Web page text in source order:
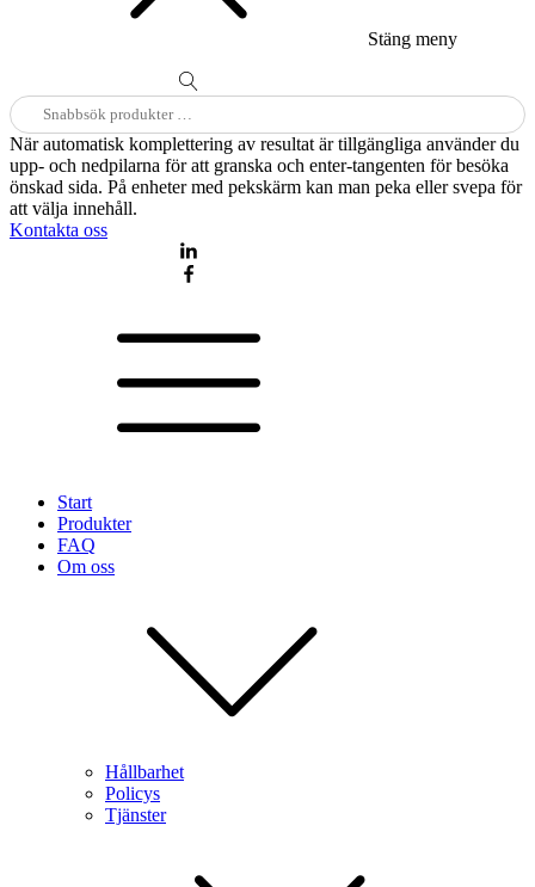
Stäng meny
Sök
efter:
När automatisk komplettering av resultat är tillgängliga använder du
upp- och nedpilarna för att granska och enter-tangenten för besöka
önskad sida. På enheter med pekskärm kan man peka eller svepa för
att välja innehåll.
Kontakta oss
Start
Produkter
FAQ
Om oss
Hållbarhet
Policys
Tjänster